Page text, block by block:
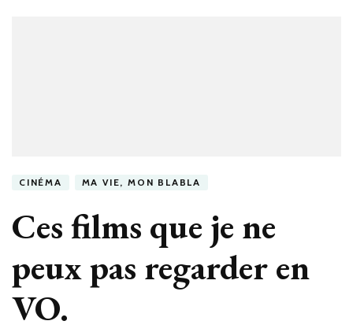
CINÉMA MA VIE, MON BLABLA
Ces films que je ne
peux pas regarder en
VO.